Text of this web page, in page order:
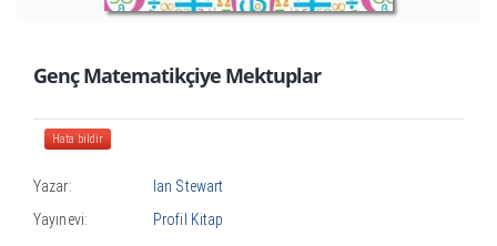
Genç Matematikçiye Mektuplar
Hata bildir
Yazar:
Ian Stewart
Yayınevi:
Profil Kitap